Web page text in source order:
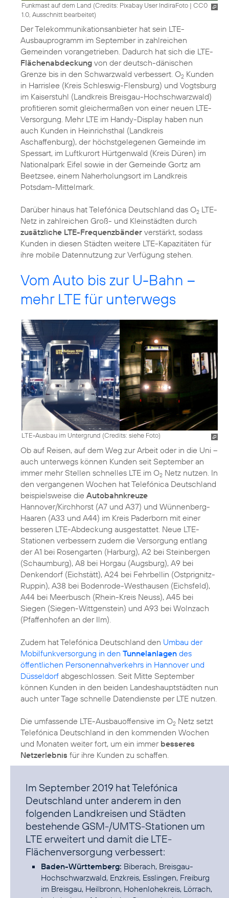
Funkmast auf dem Land (Credits: Pixabay User IndiraFoto | CC0
1.0, Ausschnitt bearbeitet)
Der Telekommunikationsanbieter hat sein LTE-
Ausbauprogramm im September in zahlreichen
Gemeinden vorangetrieben. Dadurch hat sich die LTE-
Flächenabdeckung von der deutsch-dänischen
Grenze bis in den Schwarzwald verbessert. O2 Kunden
in Harrislee (Kreis Schleswig-Flensburg) und Vogtsburg
im Kaiserstuhl (Landkreis Breisgau-Hochschwarzwald)
profitieren somit gleichermaßen von einer neuen LTE-
Versorgung. Mehr LTE im Handy-Display haben nun
auch Kunden in Heinrichsthal (Landkreis
Aschaffenburg), der höchstgelegenen Gemeinde im
Spessart, im Luftkurort Hürtgenwald (Kreis Düren) im
Nationalpark Eifel sowie in der Gemeinde Gortz am
Beetzsee, einem Naherholungsort im Landkreis
Potsdam-Mittelmark.
Darüber hinaus hat Telefónica Deutschland das O2 LTE-
Netz in zahlreichen Groß- und Kleinstädten durch
zusätzliche LTE-Frequenzbänder verstärkt, sodass
Kunden in diesen Städten weitere LTE-Kapazitäten für
Vom Auto bis zur U-Bahn –
mehr LTE für unterwegs
LTE-Ausbau im Untergrund (Credits: siehe Foto)
Ob auf Reisen, auf dem Weg zur Arbeit oder in die Uni –
auch unterwegs können Kunden seit September an
immer mehr Stellen schnelles LTE im O2 Netz nutzen. In
den vergangenen Wochen hat Telefónica Deutschland
beispielsweise die Autobahnkreuze
Hannover/Kirchhorst (A7 und A37) und Wünnenberg-
Haaren (A33 und A44) im Kreis Paderborn mit einer
besseren LTE-Abdeckung ausgestattet. Neue LTE-
Stationen verbessern zudem die Versorgung entlang
der A1 bei Rosengarten (Harburg), A2 bei Steinbergen
(Schaumburg), A8 bei Horgau (Augsburg), A9 bei
Denkendorf (Eichstätt), A24 bei Fehrbellin (Ostprignitz-
Ruppin), A38 bei Bodenrode-Westhausen (Eichsfeld),
A44 bei Meerbusch (Rhein-Kreis Neuss), A45 bei
Siegen (Siegen-Wittgenstein) und A93 bei Wolnzach
(Pfaffenhofen an der Ilm).
Zudem hat Telefónica Deutschland den Umbau der
Mobilfunkversorgung in den Tunnelanlagen des
öffentlichen Personennahverkehrs in Hannover und
Düsseldorf abgeschlossen. Seit Mitte September
können Kunden in den beiden Landeshauptstädten nun
auch unter Tage schnelle Datendienste per LTE nutzen.
Die umfassende LTE-Ausbauoffensive im O2 Netz setzt
Telefónica Deutschland in den kommenden Wochen
und Monaten weiter fort, um ein immer besseres
Netzerlebnis
Im September 2019 hat Telefónica
Deutschland unter anderem in den
folgenden Landkreisen und Städten
bestehende GSM-/UMTS-Stationen um
LTE erweitert und damit die LTE-
Flächenversorgung verbessert:
Baden-Württemberg: Biberach, Breisgau-
Hochschwarzwald, Enzkreis, Esslingen, Freiburg
im Breisgau, Heilbronn, Hohenlohekreis, Lörrach,